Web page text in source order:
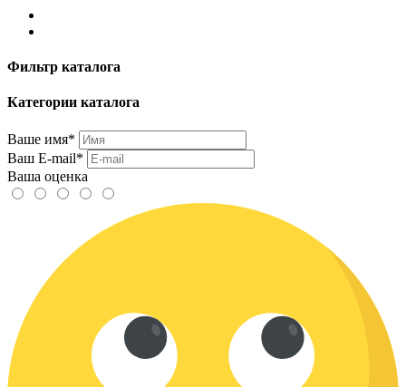
Фильтр каталога
Категории каталога
Ваше имя*
Ваш E-mail*
Ваша оценка